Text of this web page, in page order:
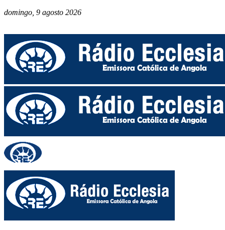
domingo, 9 agosto 2026